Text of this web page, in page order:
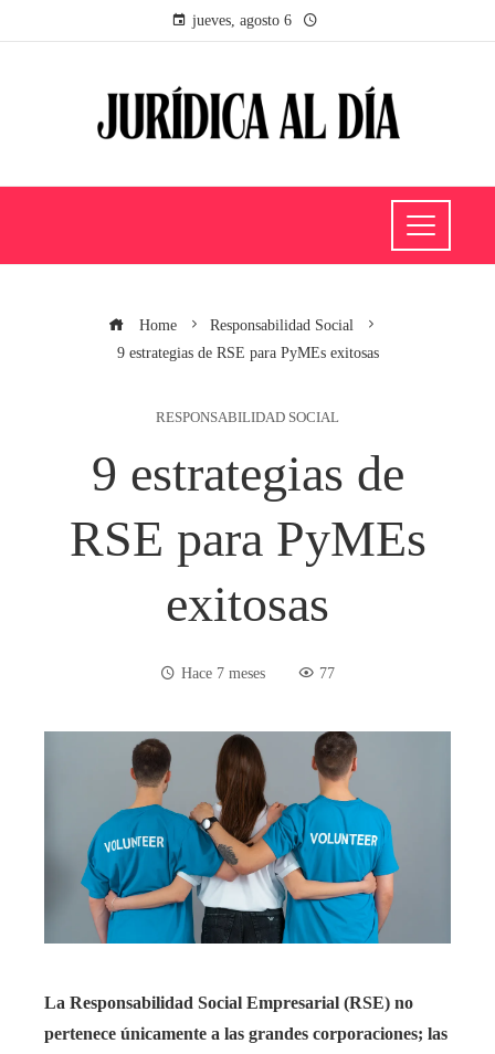
jueves, agosto 6
Home
Responsabilidad Social
9 estrategias de RSE para PyMEs exitosas
RESPONSABILIDAD SOCIAL
9 estrategias de
RSE para PyMEs
exitosas
Hace 7 meses 77
La Responsabilidad Social Empresarial (RSE) no
pertenece únicamente a las grandes corporaciones; las